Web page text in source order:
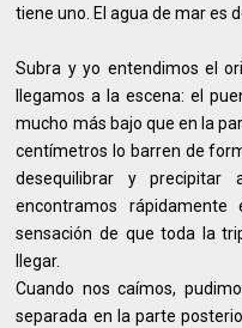
tiene uno. El agua de mar es
Subra y yo entendimos el
llegamos a la escena: el
mucho más bajo que en la
centímetros lo barren de
desequilibrar y precipitar
encontramos
sensación de que toda la
llegar.
Cuando nos caímos,
separada en la parte